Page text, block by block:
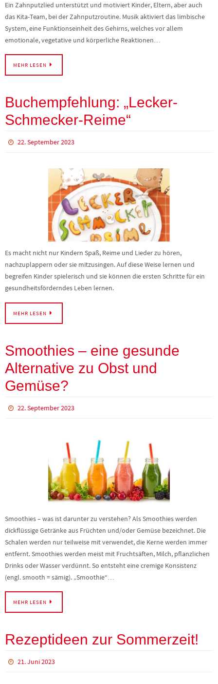
Ein Zahnputzlied unterstützt und motiviert Kinder, Eltern, aber auch
das Kita-Team, bei der Zahnputzroutine. Musik aktiviert das limbische
System, eine Funktionseinheit des Gehirns, welches vor allem
emotionale, vegetative und körperliche Reaktionen…
MEHR LESEN
Buchempfehlung: „Lecker-
Schmecker-Reime“
22. September 2023
Es macht nicht nur Kindern Spaß, Reime und Lieder zu hören,
nachzuplappern oder sie mitzusingen. Auf diese Weise lernen und
begreifen Kinder spielerisch und sie können die ersten Schritte für ein
gesundheitsförderndes Leben lernen.
MEHR LESEN
Smoothies – eine gesunde
Alternative zu Obst und
Gemüse?
22. September 2023
Smoothies – was ist darunter zu verstehen? Als Smoothies werden
dickflüssige Getränke aus Früchten und/oder Gemüse bezeichnet. Die
Schalen werden nur teilweise mit verwendet, die Kerne werden immer
entfernt. Smoothies werden meist mit Fruchtsäften, Milch, pflanzlichen
Drinks oder Wasser verdünnt. So entsteht eine cremige Konsistenz
(engl. smooth = sämig). „Smoothie“…
MEHR LESEN
Rezeptideen zur Sommerzeit!
21. Juni 2023